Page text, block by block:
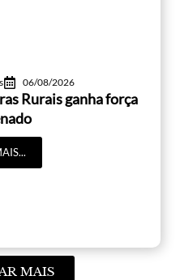
06/08/2026
Rurais ganha força
MAIS